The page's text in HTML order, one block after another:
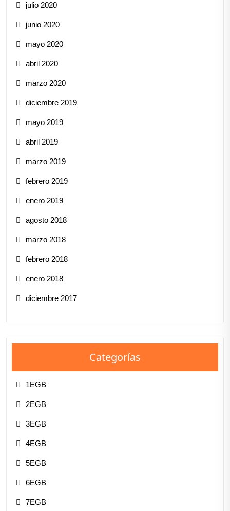
julio 2020
junio 2020
mayo 2020
abril 2020
marzo 2020
diciembre 2019
mayo 2019
abril 2019
marzo 2019
febrero 2019
enero 2019
agosto 2018
marzo 2018
febrero 2018
enero 2018
diciembre 2017
Categorías
1EGB
2EGB
3EGB
4EGB
5EGB
6EGB
7EGB